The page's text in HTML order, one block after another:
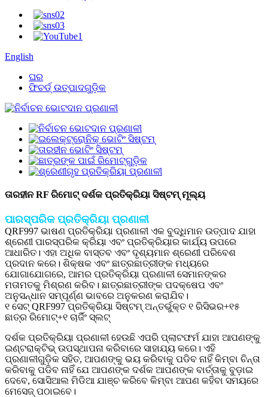
English
ଘର
ଫିଚର୍ଡ୍ ଉତ୍ପାଦଗୁଡ଼ିକ
ତାରହୀନ RF ରିମୋଟ୍ ଦର୍ଶକ ପ୍ରତିକ୍ରିୟା ସିଷ୍ଟମ୍ ମୂଲ୍ୟ
ପାରସ୍ପରିକ ପ୍ରତିକ୍ରିୟା ପ୍ରଣାଳୀ
QRF997 ଭାଷଣ ପ୍ରତିକ୍ରିୟା ପ୍ରଣାଳୀ ଏକ ବୁଦ୍ଧିମାନ ଉତ୍ପାଦ ଯାହା
ଶ୍ରେଣୀ ପାରସ୍ପରିକ କ୍ରିୟା ଏବଂ ପ୍ରତିକ୍ରିୟାର କାର୍ଯ୍ୟ ଉପରେ
ଆଧାରିତ। ଏହା ଅଧିକ ବାସ୍ତବ ଏବଂ ଦୃଶ୍ୟମାନ ଶ୍ରେଣୀ ପରିବେଶ
ପ୍ରଦାନ କରେ। ଶିକ୍ଷକ ଏବଂ ଛାତ୍ରଛାତ୍ରୀଙ୍କ ମଧ୍ୟରେ
ଯୋଗାଯୋଗରେ, ଆମର ପ୍ରତିକ୍ରିୟା ପ୍ରଣାଳୀ ସେମାନଙ୍କର
ମତାମତକୁ ମିଶ୍ରଣ କରିବ। ଛାତ୍ରଛାତ୍ରୀଙ୍କ ପଦକ୍ଷେପ ଏବଂ
ଅନୁସନ୍ଧାନ ସମ୍ପୂର୍ଣ୍ଣ ଭାବରେ ଅନୁକରଣ କରାଯିବ।
୧ ସେଟ୍ QRF997 ପ୍ରତିକ୍ରିୟା ସିଷ୍ଟମ୍ ଅନ୍ତର୍ଭୁକ୍ତ ୧ ରିସିଭର+୧୫
ଛାତ୍ର ରିମୋଟ୍+୧ ଚାର୍ଜିଂ ସ୍ଲଟ୍
ଦର୍ଶକ ପ୍ରତିକ୍ରିୟା ପ୍ରଣାଳୀ ହେଉଛି ଏପରି ପ୍ଲାଟଫର୍ମ ଯାହା ଆପଣଙ୍କୁ
ଇଣ୍ଟରାକ୍ଟିଭ୍ ଉପସ୍ଥାପନା କରିବାରେ ସାହାଯ୍ୟ କରେ। ଏହି
ପ୍ରଣାଳୀଗୁଡ଼ିକ ସହିତ, ଆପଣଙ୍କୁ ଭୟ କରିବାକୁ ପଡିବ ନାହିଁ କିମ୍ବା ଚିନ୍ତା
କରିବାକୁ ପଡିବ ନାହିଁ ଯେ ଆପଣଙ୍କ ଦର୍ଶକ ଆପଣଙ୍କ ବାର୍ତ୍ତାକୁ ବୁଡ଼ାଇ
ଦେବେ, ସୋସିଆଲ ମିଡିଆ ଯାଞ୍ଚ କରିବେ କିମ୍ବା ଆପଣ କହିବା ସମୟରେ
ମେସେଜ୍ ପଠାଇବେ।